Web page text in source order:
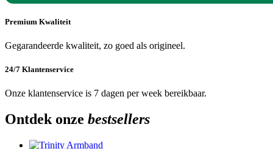
Premium Kwaliteit
Gegarandeerde kwaliteit, zo goed als origineel.
24/7 Klantenservice
Onze klantenservice is 7 dagen per week bereikbaar.
Ontdek onze bestsellers